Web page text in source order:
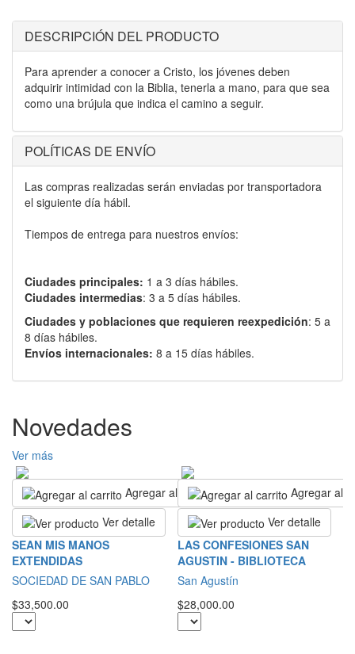
DESCRIPCIÓN DEL PRODUCTO
Para aprender a conocer a Cristo, los jóvenes deben
adquirir intimidad con la Biblia, tenerla a mano, para que sea
como una brújula que indica el camino a seguir.
POLÍTICAS DE ENVÍO
Las compras realizadas serán enviadas por transportadora
el siguiente día hábil.
Tiempos de entrega para nuestros envíos:
Ciudades principales: 1 a 3 días hábiles.
Ciudades intermedias: 3 a 5 días hábiles.
Ciudades y poblaciones que requieren reexpedición: 5 a
8 días hábiles.
Envíos internacionales: 8 a 15 días hábiles.
Novedades
Ver más
Agregar al carrito
Ver detalle
SEAN MIS MANOS
EXTENDIDAS
SOCIEDAD DE SAN PABLO
$33,500.00
Agregar al
Ver detalle
LAS CONFESIONES SAN
AGUSTIN - BIBLIOTECA
San Agustín
$28,000.00